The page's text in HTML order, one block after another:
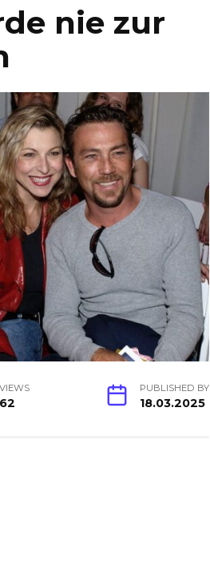
nie zur
VIEWS
62
PUBLISHED BY
18.03.2025